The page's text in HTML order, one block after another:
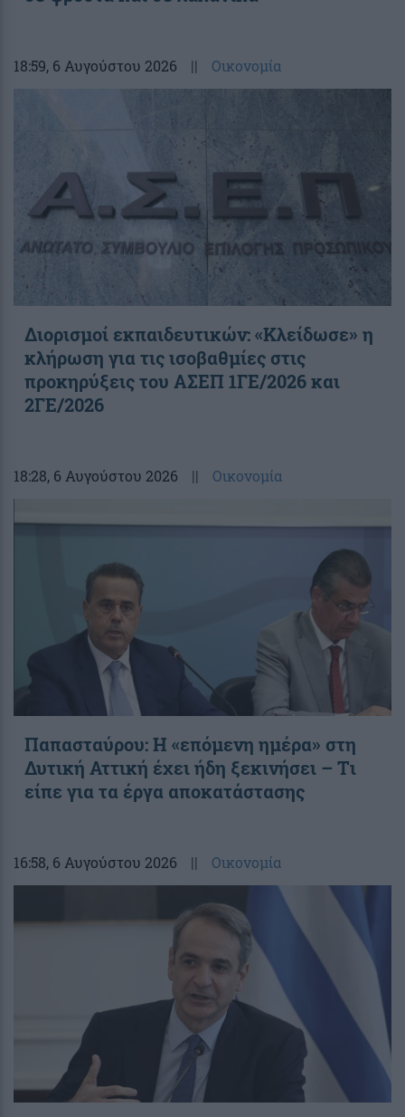
18:59, 6 Αυγούστου 2026 || Οικονομία
Διορισμοί εκπαιδευτικών: «Κλείδωσε» η
κλήρωση για τις ισοβαθμίες στις
προκηρύξεις του ΑΣΕΠ 1ΓΕ/2026 και
2ΓΕ/2026
18:28, 6 Αυγούστου 2026 || Οικονομία
Παπασταύρου: Η «επόμενη ημέρα» στη
Δυτική Αττική έχει ήδη ξεκινήσει – Tι
είπε για τα έργα αποκατάστασης
16:58, 6 Αυγούστου 2026 || Οικονομία